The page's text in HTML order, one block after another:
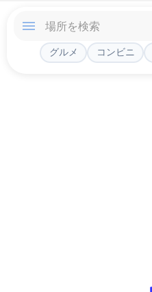
グルメ コンビニ